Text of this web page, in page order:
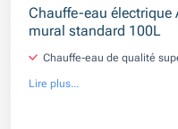
Chauffe-eau électrique
mural standard 100L
Chauffe-eau de qualité
Lire plus...